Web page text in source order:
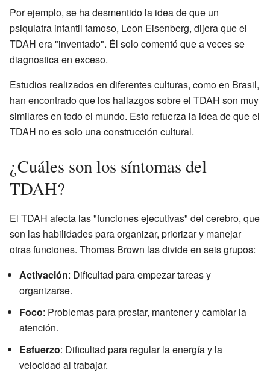
Por ejemplo, se ha desmentido la idea de que un
psiquiatra infantil famoso, Leon Eisenberg, dijera que el
TDAH era "inventado". Él solo comentó que a veces se
diagnostica en exceso.
Estudios realizados en diferentes culturas, como en Brasil,
han encontrado que los hallazgos sobre el TDAH son muy
similares en todo el mundo. Esto refuerza la idea de que el
TDAH no es solo una construcción cultural.
¿Cuáles son los síntomas del
TDAH?
El TDAH afecta las "funciones ejecutivas" del cerebro, que
son las habilidades para organizar, priorizar y manejar
otras funciones. Thomas Brown las divide en seis grupos:
Activación: Dificultad para empezar tareas y
organizarse.
Foco: Problemas para prestar, mantener y cambiar la
atención.
Esfuerzo: Dificultad para regular la energía y la
velocidad al trabajar.